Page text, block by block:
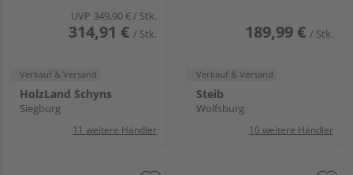
UVP 349,90 €/ Stk.
314,91 € / Stk.
Verkauf & Versand
HolzLand Schyns
Siegburg
11 weitere Händler
189,99 € / Stk.
Verkauf & Versand
Steib
Wolfsburg
10 weitere Händler